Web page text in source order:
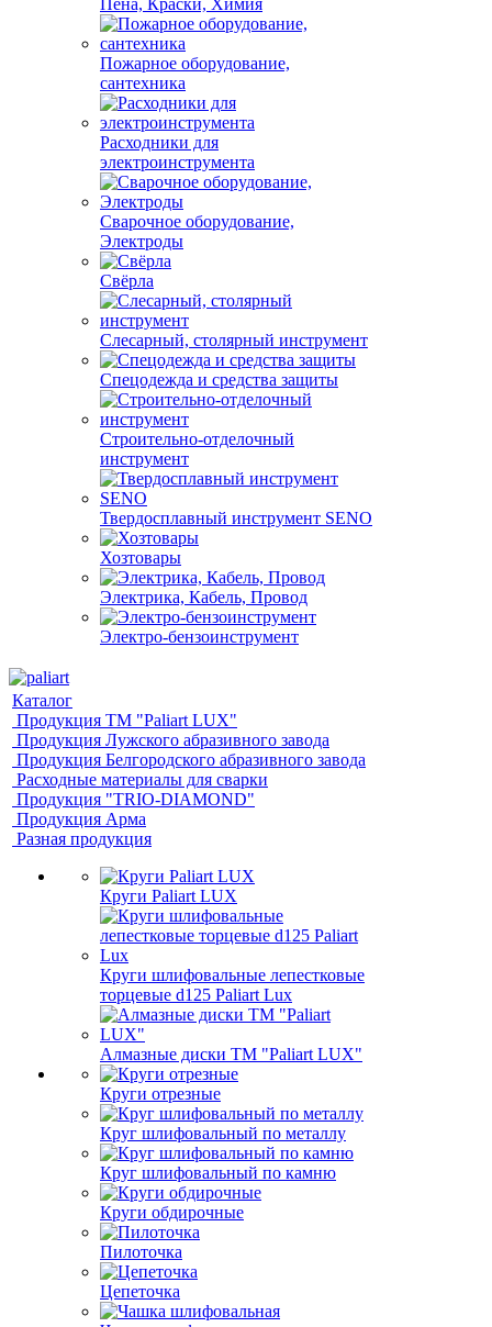
Пена, Краски, Химия
Пожарное оборудование,
сантехника
Расходники для
электроинструмента
Сварочное оборудование,
Электроды
Свёрла
Слесарный, столярный инструмент
Спецодежда и средства защиты
Строительно-отделочный
инструмент
Твердосплавный инструмент SENO
Хозтовары
Электрика, Кабель, Провод
Электро-бензоинструмент
Каталог
Продукция ТМ "Paliart LUX"
Продукция Лужского абразивного завода
Продукция Белгородского абразивного завода
Расходные материалы для сварки
Продукция "TRIO-DIAMOND"
Продукция Арма
Разная продукция
Круги Paliart LUX
Круги шлифовальные лепестковые
торцевые d125 Paliart Lux
Алмазные диски ТМ "Paliart LUX"
Круги отрезные
Круг шлифовальный по металлу
Круг шлифовальный по камню
Круги обдирочные
Пилоточка
Цепеточка